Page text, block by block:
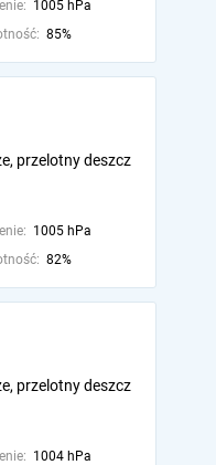
1005 hPa
85%
przelotny deszcz
1005 hPa
82%
przelotny deszcz
1004 hPa